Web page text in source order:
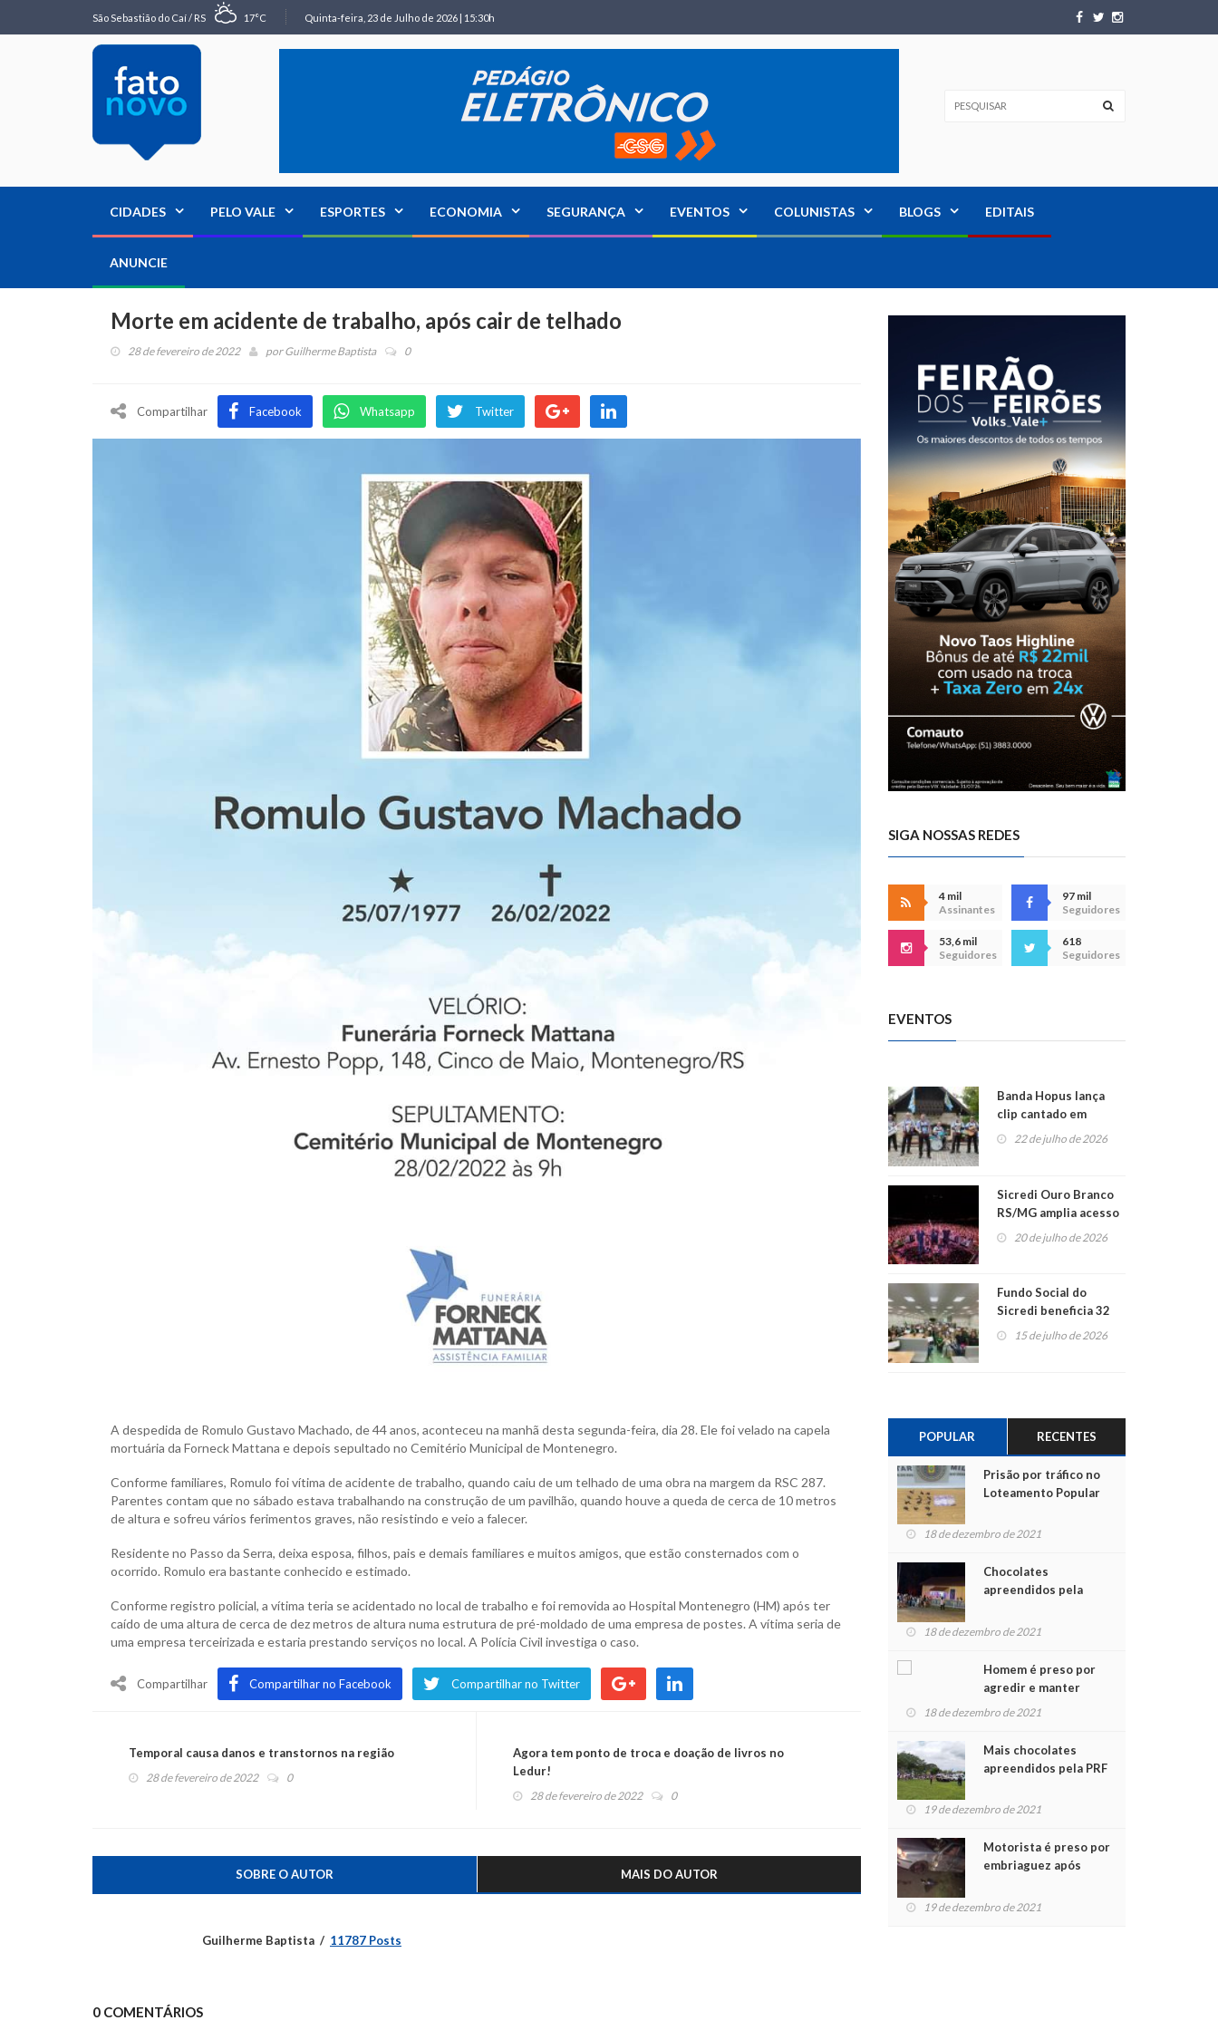
São Sebastião do Caí / RS 17°C Quinta-feira, 23 de Julho de 2026 | 15:30h
CIDADES PELO VALE ESPORTES ECONOMIA SEGURANÇA EVENTOS COLUNISTAS BLOGS EDITAIS
ANUNCIE
Morte em acidente de trabalho, após cair de telhado
28 de fevereiro de 2022 porGuilherme Baptista 0
Compartilhar Facebook Whatsapp Twitter
A despedida de Romulo Gustavo Machado, de 44 anos, aconteceu na manhã desta segunda-feira, dia 28. Ele foi velado na capela
mortuária da Forneck Mattana e depois sepultado no Cemitério Municipal de Montenegro.
Conforme familiares, Romulo foi vítima de acidente de trabalho, quando caiu de um telhado de uma obra na margem da RSC 287.
Parentes contam que no sábado estava trabalhando na construção de um pavilhão, quando houve a queda de cerca de 10 metros
de altura e sofreu vários ferimentos graves, não resistindo e veio a falecer.
Residente no Passo da Serra, deixa esposa, filhos, pais e demais familiares e muitos amigos, que estão consternados com o
ocorrido. Romulo era bastante conhecido e estimado.
Conforme registro policial, a vítima teria se acidentado no local de trabalho e foi removida ao Hospital Montenegro (HM) após ter
caído de uma altura de cerca de dez metros de altura numa estrutura de pré-moldado de uma empresa de postes. A vítima seria de
uma empresa terceirizada e estaria prestando serviços no local. A Polícia Civil investiga o caso.
Compartilhar Compartilhar no Facebook Compartilhar no Twitter
Temporal causa danos e transtornos na região
28 de fevereiro de 2022 0
Agora tem ponto de troca e doação de livros no
Ledur!
28 de fevereiro de 2022 0
SOBRE O AUTOR MAIS DO AUTOR
Guilherme Baptista 11787 Posts
0 COMENTÁRIOS
SIGA NOSSAS REDES
4 mil
Assinantes
97 mil
Seguidores
53,6 mil
Seguidores
618
Seguidores
EVENTOS
Banda Hopus lança
clip cantado em
alemão e inglês
22 de julho de 2026
Sicredi Ouro Branco
RS/MG amplia acesso
ao show dos 45 anos
para mais associados
20 de julho de 2026
Fundo Social do
Sicredi beneficia 32
projetos em
15 de julho de 2026
POPULAR RECENTES
Prisão por tráfico no
Loteamento Popular
18 de dezembro de 2021
Chocolates
apreendidos pela
para crianças na
18 de dezembro de 2021
Homem é preso por
agredir e manter
mulher em cárcere
18 de dezembro de 2021
Mais chocolates
apreendidos pela PRF
crianças no Natal
19 de dezembro de 2021
Motorista é preso por
embriaguez após
feridos
19 de dezembro de 2021